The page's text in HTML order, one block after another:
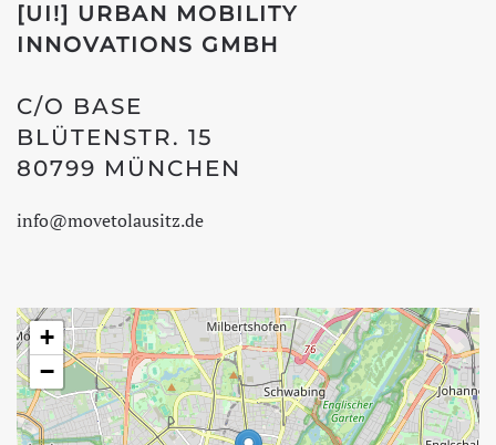
[UI!] URBAN MOBILITY
INNOVATIONS GMBH
C/O BASE
BLÜTENSTR. 15
80799 MÜNCHEN
info@movetolausitz.de
+
−